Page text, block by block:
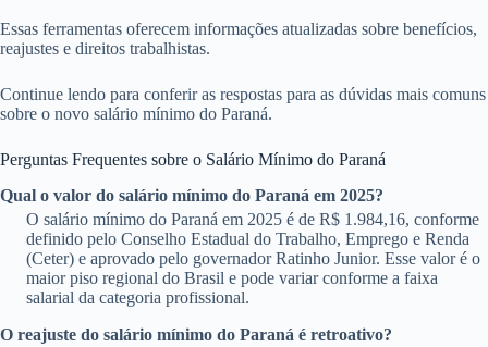
Essas ferramentas oferecem informações atualizadas sobre benefícios,
reajustes e direitos trabalhistas.
Continue lendo para conferir as respostas para as dúvidas mais comuns
sobre o novo salário mínimo do Paraná.
Perguntas Frequentes sobre o Salário Mínimo do Paraná
Qual o valor do salário mínimo do Paraná em 2025?
O salário mínimo do Paraná em 2025 é de R$ 1.984,16, conforme
definido pelo Conselho Estadual do Trabalho, Emprego e Renda
(Ceter) e aprovado pelo governador Ratinho Junior. Esse valor é o
maior piso regional do Brasil e pode variar conforme a faixa
salarial da categoria profissional.
O reajuste do salário mínimo do Paraná é retroativo?